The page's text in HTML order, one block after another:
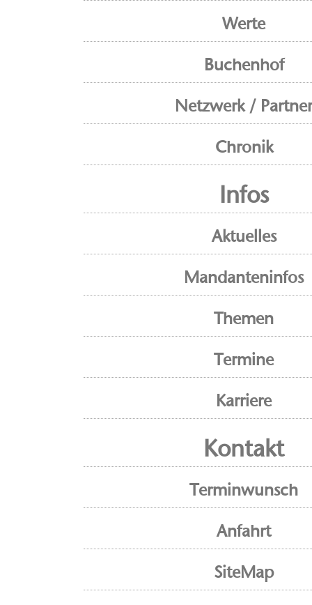
Werte
Buchenhof
Netzwerk / Partner
Chronik
Infos
Aktuelles
Mandanteninfos
Themen
Termine
Karriere
Kontakt
Terminwunsch
Anfahrt
SiteMap